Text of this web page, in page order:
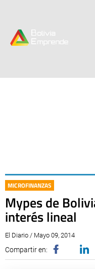
MICROFINANZAS
Mypes de
interés lineal
El Diario / Mayo 09, 2014
Compartir en: